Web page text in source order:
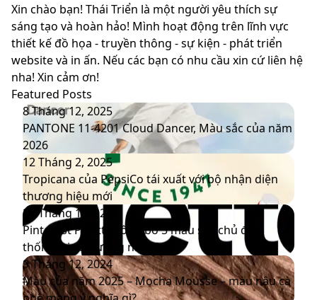
Xin chào bạn! Thái Triển là một người yêu thích sự
sáng tạo và hoàn hảo! Mình hoạt động trên lĩnh vực
thiết kế đồ họa - truyền thông - sự kiện - phát triển
website và in ấn. Nếu các bạn có nhu cầu xin cứ liên hệ
nha! Xin cảm ơn!
Featured Posts
PANTONE
11-
4201
Cloud
Dancer,
Màu
sắc
của
năm
2026
8 Tháng 12, 2025
PANTONE 11-4201 Cloud Dancer, Màu sắc của năm
2026
Tropicana
của
PepsiCo
tái
xuất
với
bộ
nhận
12 Tháng 2, 2025
Tropicana của PepsiCo tái xuất với bộ nhận diện
thương hiệu mới
Pinterest
Palette
công
bố
5
20 Tháng 1, 2025
Pinterest Palette công bố 5 màu sắc chủ đạo
thống trị xu hướng năm 2025
Màu
của
9 Tháng 12, 2024
Màu của năm 2025 – Mocha Mousse – màu nâu cà